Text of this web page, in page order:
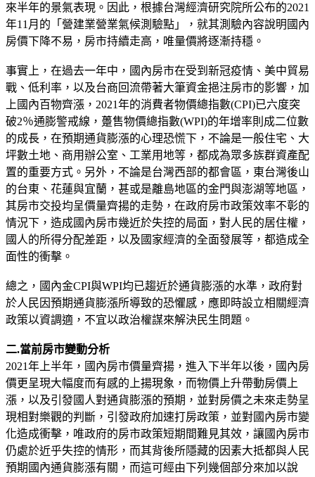
來半年的景氣表現。因此，根據台灣經濟研究院所公布的2021
年11月的「營建業營業氣候測驗點」，就其測驗內容說明國內
房價下降不易，房市持續走高，唯量價將逐漸持穩。
事實上，在過去一年中，國內房市在受到新冠疫情、美中貿易
戰、低利率，以及台商回流帶著大筆資金挹注房市的影響，加
上國內百物齊漲，2021年的消費者物價總指數(CPI)已六度突
破2％通膨警戒線，躉售物價總指數(WPI)的年增率則成二位數
的成長，在預期通貨膨漲的心理恐慌下，不論是一般住宅、大
坪數土地、商用辦公室、工業用地等，都成為眾多族群資產配
置的重要方式。另外，不論是台灣西部的都會區，東台灣後山
的台東、花蓮與宜蘭，甚或是離島地區的金門與澎湖等地區，
其房市交投均呈價量齊揚的走勢，在政府房市政策效率不彰的
情況下，造成國內房市幾近於失控的局面，對人民的居住權，
國人的所得分配差距，以及國家經濟的全面發展等，都造成全
面性的衝擊。
總之，國內金CPI與WPI均已趨近於通貨膨漲的水準，政府對
於人民因預期通貨膨漲所導致的恐懼感，應即時設立相關經濟
政策以資調適，不宜以政治權謀來解決民生問題。
二.當前房市變動分析
2021年上半年，國內房市價量齊揚，進入下半年以後，國內房
價更呈現大幅度而有感的上揚現象，而物價上升帶動房價上
漲，以及引發國人對通貨膨漲的預期，並對房價之未來走勢呈
現相對樂觀的判斷，引發政府加速打房政策，並對國內房市變
化造成衝擊，唯政府的房市政策短期間難見其效，讓國內房市
仍處於近乎失控的情形，而其背後所隱藏的因素大抵都與人民
預期國內通貨膨漲有關，而這可經由下列幾個部分來加以說